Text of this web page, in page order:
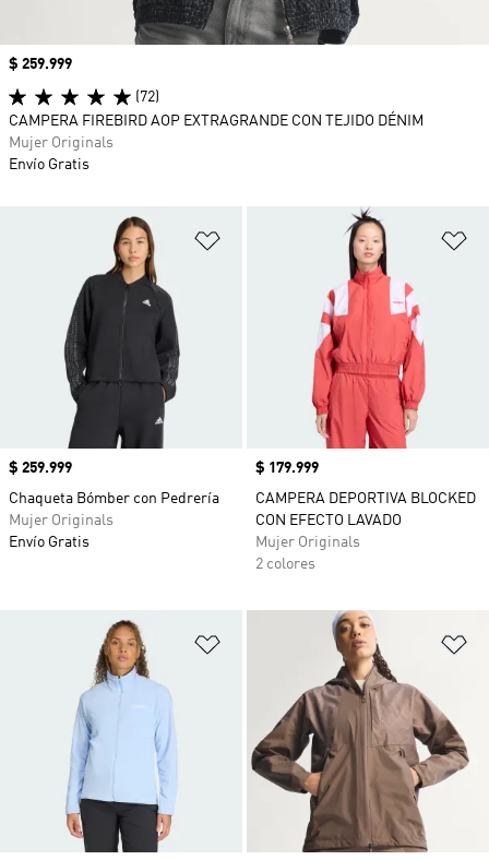
Añadir a la lista de deseos
Precio
$ 259.999
Chaqueta Bómber con Pedrería
Mujer Originals
Envío Gratis
Precio
$ 179.999
CAMPERA DEPORTIVA BLOCKED
CON EFECTO LAVADO
Mujer Originals
2 colores
Añadir a la lista de deseos
Precio
$ 259.999
(72)
CAMPERA FIREBIRD AOP EXTRAGRANDE CON TEJIDO DÉNIM
Mujer Originals
Envío Gratis